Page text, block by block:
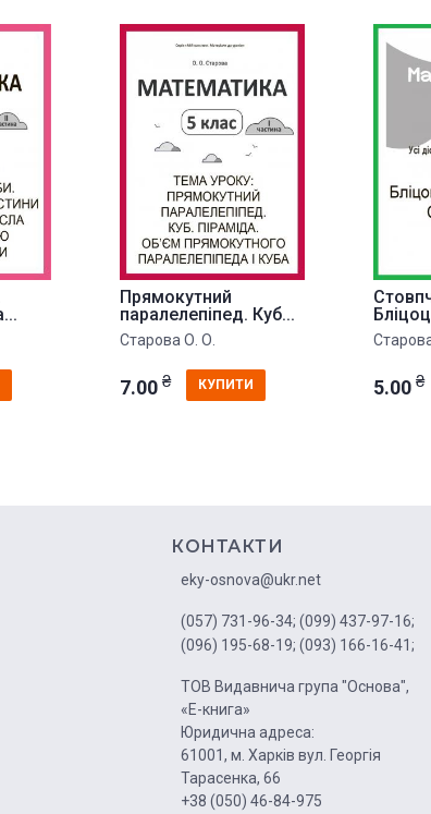
Прямокутний
паралелепіпед. Куб...
Старова О. О.
7.00 ₴ КУПИТИ 5.00 ₴
КОНТАКТИ
eky-osnova@ukr.net
(057) 731-96-34; (099) 437-97-16;
(096) 195-68-19; (093) 166-16-41;
ТОВ Видавнича група "Основа",
«Е-книга»
Юридична адреса:
61001, м. Харків вул. Георгія
Тарасенка, 66
+38 (050) 46-84-975